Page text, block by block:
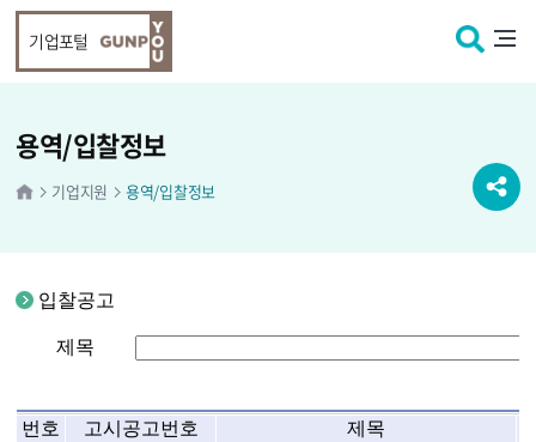
기업포털
기업지원 용역/입찰정보
용역/입찰정보